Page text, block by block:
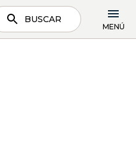
BUSCAR
MENÚ